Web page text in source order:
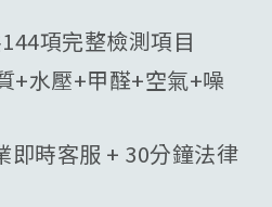
項完整檢測項目
+水壓+甲醛+空氣+噪
即時客服 + 30分鐘法律